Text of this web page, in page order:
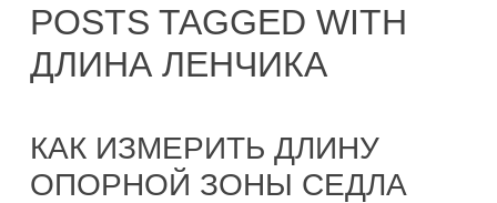
POSTS TAGGED WITH
ДЛИНА ЛЕНЧИКА
КАК ИЗМЕРИТЬ ДЛИНУ
ОПОРНОЙ ЗОНЫ СЕДЛА